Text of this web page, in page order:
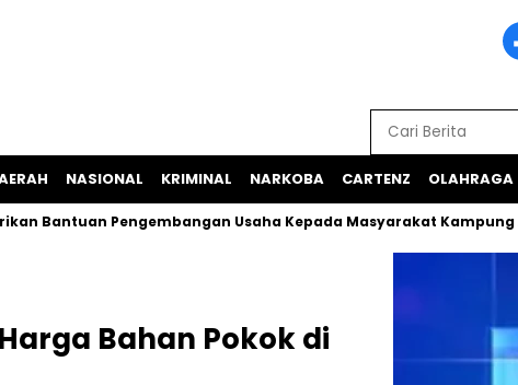
NASIONAL KRIMINAL NARKOBA CARTENZ OLAHRAGA
Pengembangan Usaha Kepada Masyarakat Kampung
Bahan Pokok di